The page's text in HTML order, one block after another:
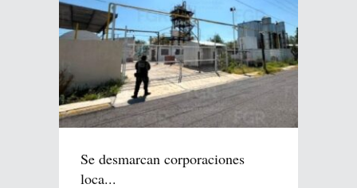
Se desmarcan corporaciones
loca...